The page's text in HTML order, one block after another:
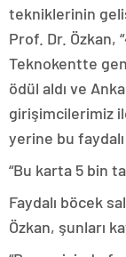
tekniklerinin
Prof. Dr. Özkan,
Teknokentte
ödül aldı ve
girişimcilerimiz
yerine bu
“Bu karta 5 bin
Faydalı böcek
Özkan, şunları